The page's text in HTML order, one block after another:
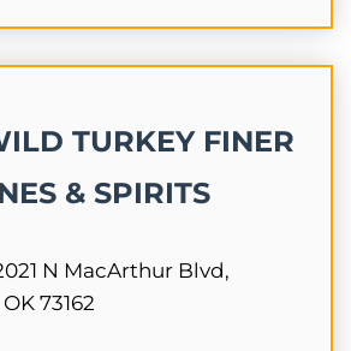
TURKEY FINER
& SPIRITS
N MacArthur Blvd,
73162